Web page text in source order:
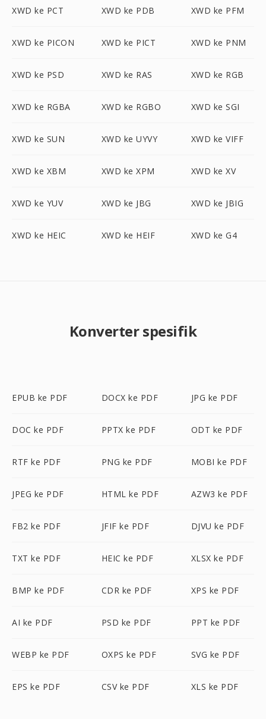
XWD ke PCT XWD ke PDB XWD ke PFM
XWD ke PICON XWD ke PICT XWD ke PNM
XWD ke PSD XWD ke RAS XWD ke RGB
XWD ke RGBA XWD ke RGBO XWD ke SGI
XWD ke SUN XWD ke UYVY XWD ke VIFF
XWD ke XBM XWD ke XPM XWD ke XV
XWD ke YUV XWD ke JBG XWD ke JBIG
XWD ke HEIC XWD ke HEIF XWD ke G4
Konverter spesifik
EPUB ke PDF DOCX ke PDF JPG ke PDF
DOC ke PDF PPTX ke PDF ODT ke PDF
RTF ke PDF PNG ke PDF MOBI ke PDF
JPEG ke PDF HTML ke PDF AZW3 ke PDF
FB2 ke PDF JFIF ke PDF DJVU ke PDF
TXT ke PDF HEIC ke PDF XLSX ke PDF
BMP ke PDF CDR ke PDF XPS ke PDF
AI ke PDF PSD ke PDF PPT ke PDF
WEBP ke PDF OXPS ke PDF SVG ke PDF
EPS ke PDF CSV ke PDF XLS ke PDF